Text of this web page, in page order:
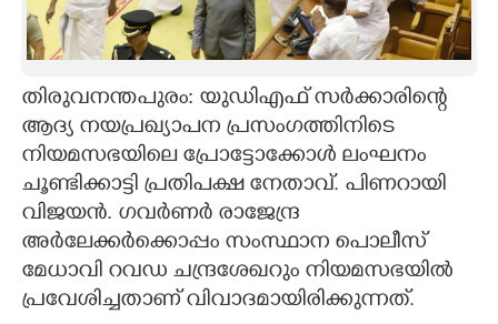
ASTRO
LITERATURE
ZOOM
CONTACT US
തിരുവനന്തപുരം: യുഡിഎഫ് സർക്കാരിന്റെ
ആദ്യ നയപ്രഖ്യാപന പ്രസംഗത്തിനിടെ
നിയമസഭയിലെ പ്രോട്ടോക്കോൾ ലംഘനം
ചൂണ്ടിക്കാട്ടി പ്രതിപക്ഷ നേതാവ്. പിണറായി
വിജയൻ. ഗവർണർ രാജേന്ദ്ര
അർലേക്കർക്കൊപ്പം സംസ്ഥാന പൊലീസ്
മേധാവി റവഡ ചന്ദ്രശേഖറും നിയമസഭയിൽ
പ്രവേശിച്ചതാണ് വിവാദമായിരിക്കുന്നത്.